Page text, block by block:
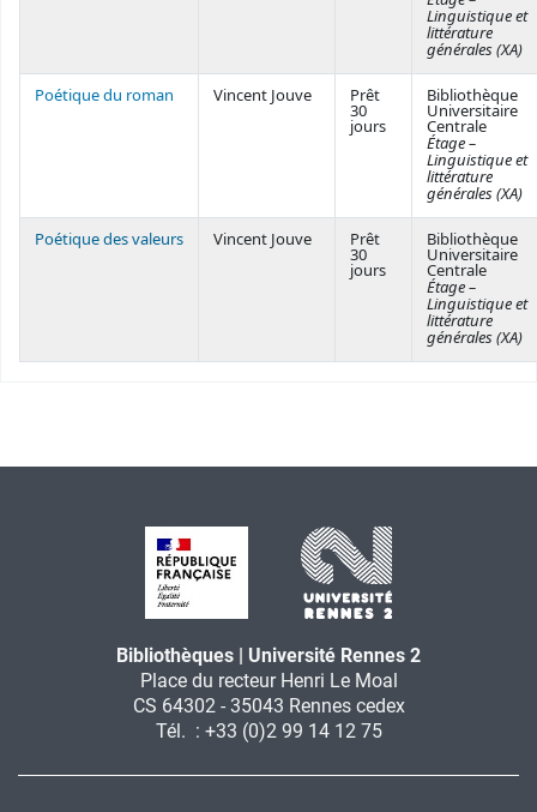
Linguistique et
littérature
générales (XA)
Poétique du roman Vincent Jouve Prêt
30
jours
Bibliothèque
Universitaire
Centrale
Étage –
Linguistique et
littérature
générales (XA)
Poétique des valeurs Vincent Jouve Prêt
30
jours
Bibliothèque
Universitaire
Centrale
Étage –
Linguistique et
littérature
générales (XA)
Bibliothèques | Université Rennes 2
Place du recteur Henri Le Moal
CS 64302 - 35043 Rennes cedex
Tél. : +33 (0)2 99 14 12 75